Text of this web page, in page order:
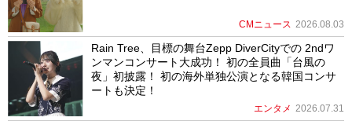
CMニュース 2026.08.03
Rain Tree、目標の舞台Zepp DiverCityでの 2ndワ
ンマンコンサート大成功！ 初の全員曲「台風の
夜」初披露！ 初の海外単独公演となる韓国コンサ
ートも決定！
エンタメ 2026.07.31